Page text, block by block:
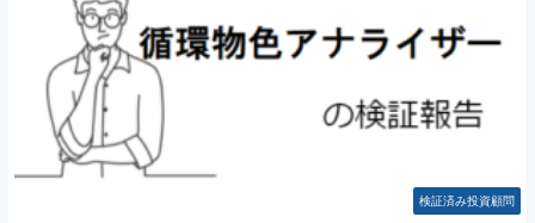
検証済み投資顧問